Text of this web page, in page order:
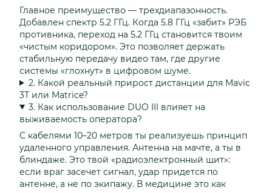
Главное преимущество — трехдиапазонность.
Добавлен спектр 5.2 ГГц. Когда 5.8 ГГц «забит» РЭБ
противника, переход на 5.2 ГГц становится твоим
«чистым коридором». Это позволяет держать
стабильную передачу видео там, где другие
системы «глохнут» в цифровом шуме.
2. Какой реальный прирост дистанции для Mavic
3Т или Matrice?
3. Как использование DUO III влияет на
выживаемость оператора?
С кабелями 10–20 метров ты реализуешь принцип
удаленного управления. Антенна на мачте, а ты в
блиндаже. Это твой «радиоэлектронный щит»:
если враг засечет сигнал, удар придется по
антенне, а не по экипажу. В медицине это как